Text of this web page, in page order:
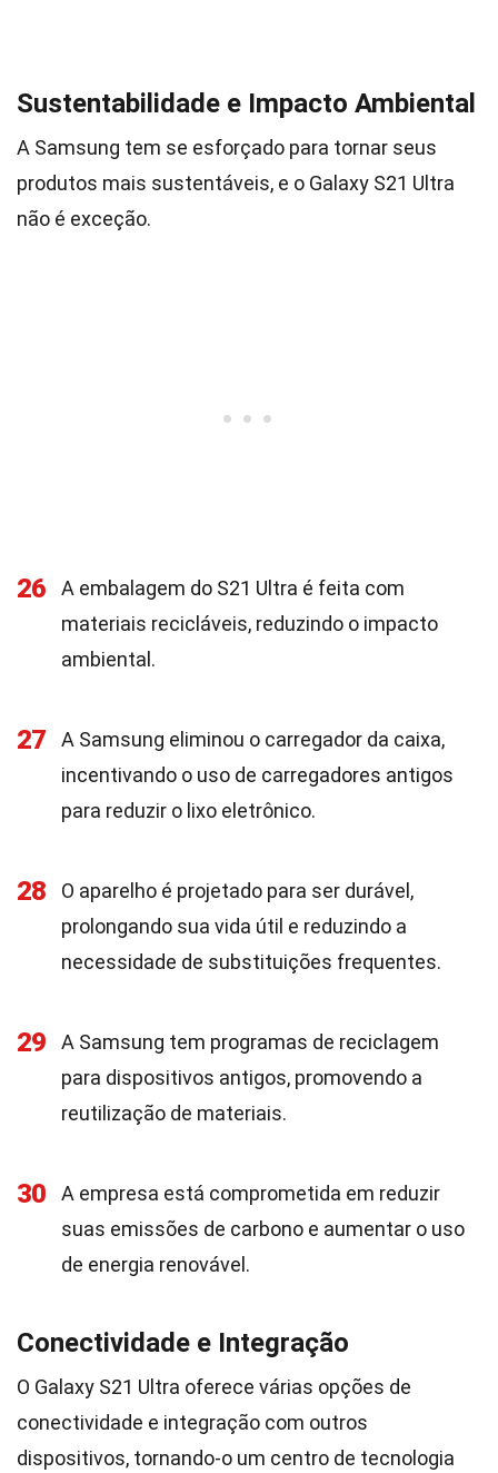
Sustentabilidade e Impacto Ambiental
A Samsung tem se esforçado para tornar seus
produtos mais sustentáveis, e o Galaxy S21 Ultra
não é exceção.
26
A embalagem do S21 Ultra é feita com
materiais recicláveis, reduzindo o impacto
ambiental.
27
A Samsung eliminou o carregador da caixa,
incentivando o uso de carregadores antigos
para reduzir o lixo eletrônico.
28
O aparelho é projetado para ser durável,
prolongando sua vida útil e reduzindo a
necessidade de substituições frequentes.
29
A Samsung tem programas de reciclagem
para dispositivos antigos, promovendo a
reutilização de materiais.
30
A empresa está comprometida em reduzir
suas emissões de carbono e aumentar o uso
de energia renovável.
Conectividade e Integração
O Galaxy S21 Ultra oferece várias opções de
conectividade e integração com outros
dispositivos, tornando-o um centro de tecnologia